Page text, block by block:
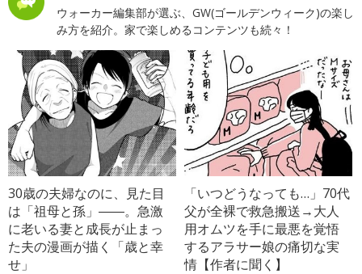
ウォーカー編集部が選ぶ、GW(ゴールデンウィーク)の楽し
み方を紹介。家で楽しめるコンテンツも続々！
30歳の夫婦なのに、見た目
は「祖母と孫」――。急激
に老いる妻と成長が止まっ
た夫の漫画が描く「歳と幸
せ」
「いつどうなっても…」70代
父が全裸で救急搬送→大人
用オムツを手に最悪を覚悟
するアラサー娘の痛切な実
情【作者に聞く】